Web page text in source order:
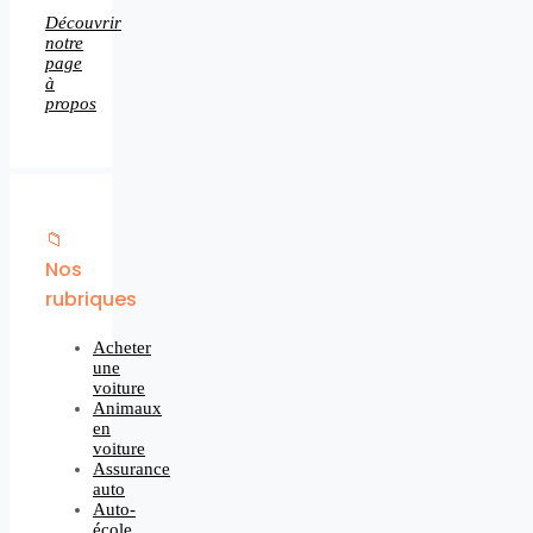
Découvrir
notre
page
à
propos
📁
Nos
rubriques
Acheter
une
voiture
Animaux
en
voiture
Assurance
auto
Auto-